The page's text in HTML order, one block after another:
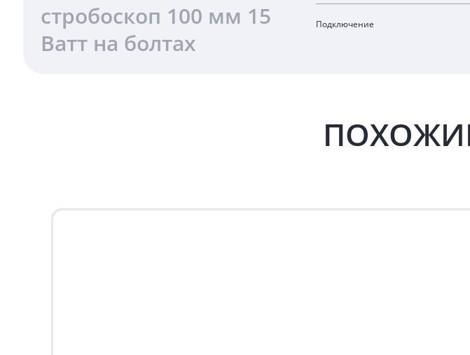
стробоскоп 100 мм 15
Ватт на болтах
Подключение